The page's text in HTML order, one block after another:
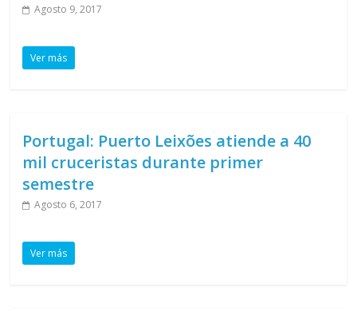
Agosto 9, 2017
Ver más
Portugal: Puerto Leixões atiende a 40
mil cruceristas durante primer
semestre
Agosto 6, 2017
Ver más